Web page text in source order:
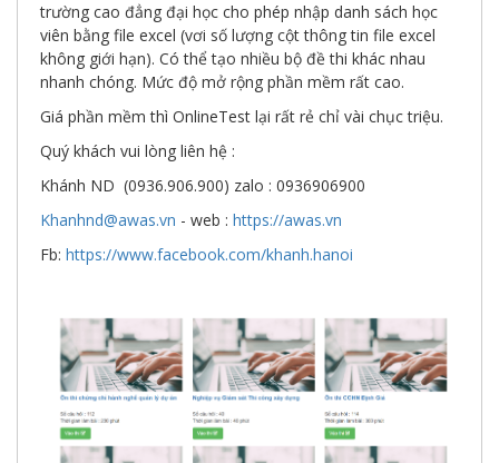
trường cao đẳng đại học cho phép nhập danh sách học
viên bằng file excel (vơi số lượng cột thông tin file excel
không giới hạn). Có thể tạo nhiều bộ đề thi khác nhau
nhanh chóng. Mức độ mở rộng phần mềm rất cao.
Giá phần mềm thì OnlineTest lại rất rẻ chỉ vài chục triệu.
Quý khách vui lòng liên hệ :
Khánh ND (0936.906.900) zalo : 0936906900
Khanhnd@awas.vn - web : https://awas.vn
Fb: https://www.facebook.com/khanh.hanoi